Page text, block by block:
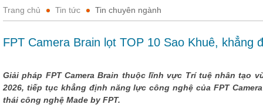
Trang chủ Tin tức Tin chuyên ngành
FPT Camera Brain lọt TOP 10 Sao Khuê, khẳng
Giải pháp FPT Camera Brain thuộc lĩnh vực Trí tuệ nhân tạo
2026, tiếp tục khẳng định năng lực công nghệ của FPT
thái công nghệ Made by FPT.